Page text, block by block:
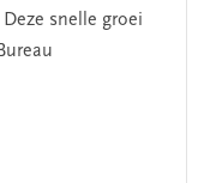
snelle groei